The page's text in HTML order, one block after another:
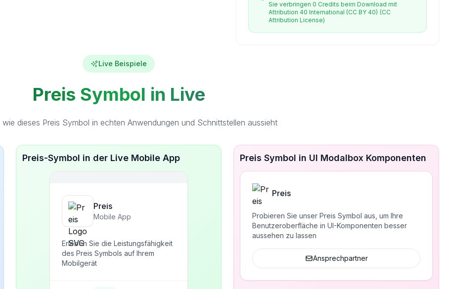
Sie verbringen 0 Credits beim Download mit
Attribution 40 International (CC BY 40) (CC
Attribution License)
Live Beispiele
Preis Symbol in Live
wie dieses Preis Symbol in echten Anwendungen und Schnittstellen aussieht
Preis-Symbol in der Live Mobile App
Preis
Mobile App
Erleben Sie die Leistungsfähigkeit
des Preis Symbols auf Ihrem
Mobilgerät
Preis Symbol in UI Modalbox Komponenten
Preis
Probieren Sie unser Preis Symbol aus, um Ihre
Benutzeroberfläche in UI-Komponenten besser
aussehen zu lassen
Ansprechpartner